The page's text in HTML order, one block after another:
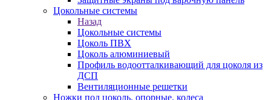
Цокольные системы
Назад
Цокольные системы
Цоколь ПВХ
Цоколь алюминиевый
Профиль водоотталкивающий для цоколя из
ДСП
Вентиляционные решетки
Ножки под цоколь, опорные, колеса